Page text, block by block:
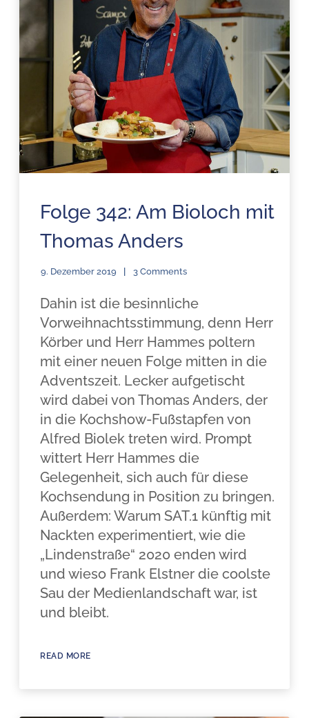
Folge 342: Am Bioloch mit
Thomas Anders
9. Dezember 2019 3 Comments
Dahin ist die besinnliche
Vorweihnachtsstimmung, denn Herr
Körber und Herr Hammes poltern
mit einer neuen Folge mitten in die
Adventszeit. Lecker aufgetischt
wird dabei von Thomas Anders, der
in die Kochshow-Fußstapfen von
Alfred Biolek treten wird. Prompt
wittert Herr Hammes die
Gelegenheit, sich auch für diese
Kochsendung in Position zu bringen.
Außerdem: Warum SAT.1 künftig mit
Nackten experimentiert, wie die
„Lindenstraße“ 2020 enden wird
und wieso Frank Elstner die coolste
Sau der Medienlandschaft war, ist
und bleibt.
READ MORE